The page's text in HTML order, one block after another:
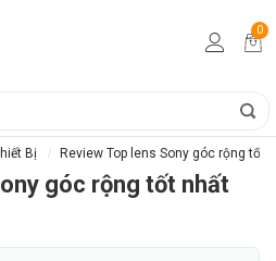
0
Bị Review Top lens Sony góc rộng tốt
góc rộng tốt nhất